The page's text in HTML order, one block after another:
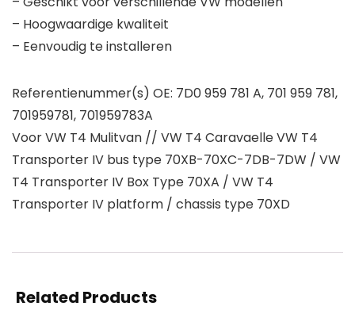
– Hoogwaardige kwaliteit
– Eenvoudig te installeren
Referentienummer(s) OE: 7D0 959 781 A, 701 959 781,
701959781, 701959783A
Voor VW T4 Mulitvan // VW T4 Caravaelle VW T4
Transporter IV bus type 70XB-70XC-7DB-7DW / VW
T4 Transporter IV Box Type 70XA / VW T4
Transporter IV platform / chassis type 70XD
Related Products